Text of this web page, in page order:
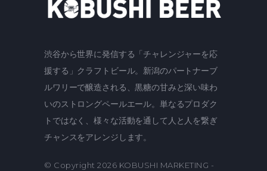
渋谷から世界に発信する「チャレンジャーを応
援する」クラフトビール。新潟のパートナーブ
ルワリーで醸造される、黒糖の甘みと深い味わ
いのストロングペールエール。単なるプロダク
トではなく、様々な活動を通して人と人を繋ぎ
チャンスをアレンジします。
© Copyright 2026 KOBUSHI MARKETING -